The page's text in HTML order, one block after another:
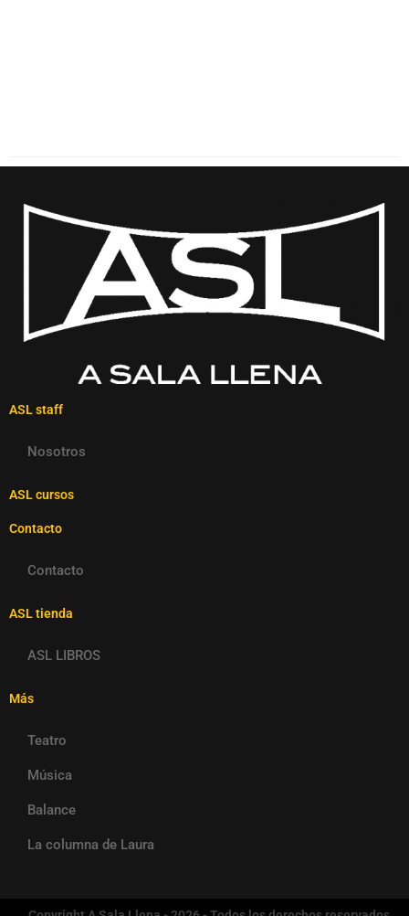
ASL staff
Nosotros
ASL cursos
Contacto
Contacto
ASL tienda
ASL LIBROS
Más
Teatro
Música
Balance
La columna de Laura